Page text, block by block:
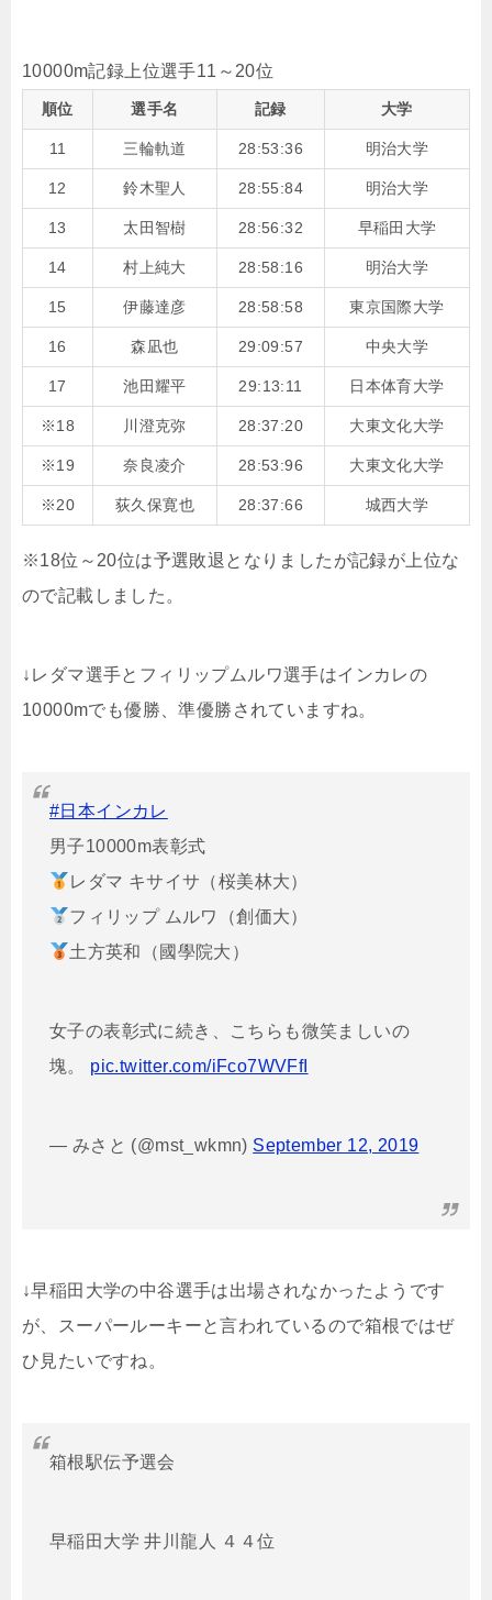
10000m記録上位選手11～20位
順位 選手名 記録 大学
11 三輪軌道 28:53:36 明治大学
12 鈴木聖人 28:55:84 明治大学
13 太田智樹 28:56:32 早稲田大学
14 村上純大 28:58:16 明治大学
15 伊藤達彦 28:58:58 東京国際大学
16 森凪也 29:09:57 中央大学
17 池田耀平 29:13:11 日本体育大学
※18 川澄克弥 28:37:20 大東文化大学
※19 奈良凌介 28:53:96 大東文化大学
※20 荻久保寛也 28:37:66 城西大学
※18位～20位は予選敗退となりましたが記録が上位な
ので記載しました。
↓レダマ選手とフィリップムルワ選手はインカレの
10000mでも優勝、準優勝されていますね。
#日本インカレ
男子10000m表彰式
レダマ キサイサ（桜美林大）
フィリップ ムルワ（創価大）
土方英和（國學院大）
女子の表彰式に続き、こちらも微笑ましいの
塊。 pic.twitter.com/iFco7WVFfI
— みさと (@mst_wkmn) September 12, 2019
↓早稲田大学の中谷選手は出場されなかったようです
が、スーパールーキーと言われているので箱根ではぜ
ひ見たいですね。
箱根駅伝予選会
早稲田大学 井川龍人 ４４位